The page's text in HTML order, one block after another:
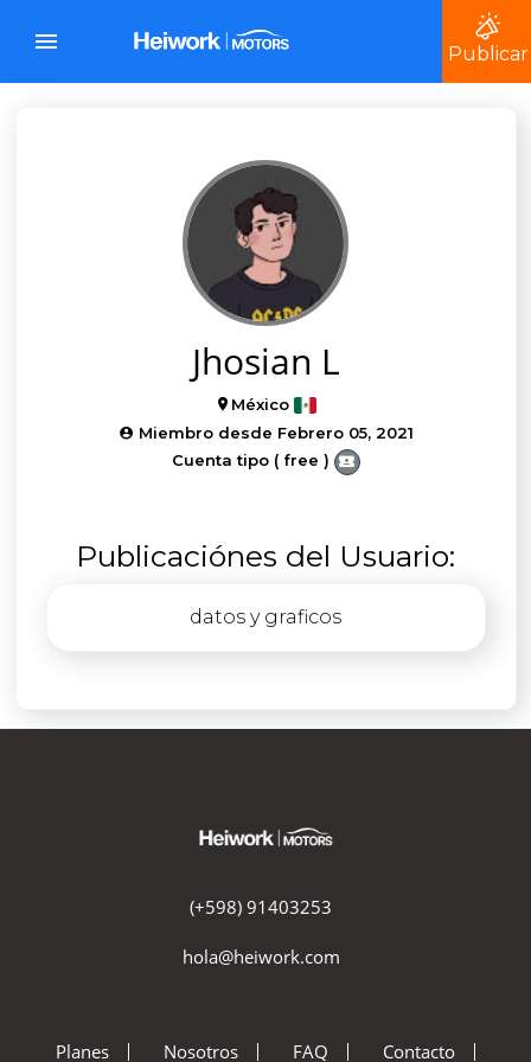
Publicar
Jhosian L
México
Miembro desde Febrero 05, 2021
Cuenta tipo ( free )
Publicaciónes del Usuario:
datos y graficos
(+598) 91403253
hola@heiwork.com
Planes Nosotros FAQ Contacto